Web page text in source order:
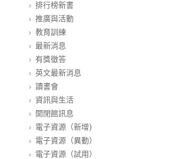
排行榜新書
推廣與活動
教育訓練
最新消息
有獎徵答
英文最新消息
讀書會
資訊與生活
開閉館訊息
電子資源（新增)
電子資源（異動）
電子資源（試用）